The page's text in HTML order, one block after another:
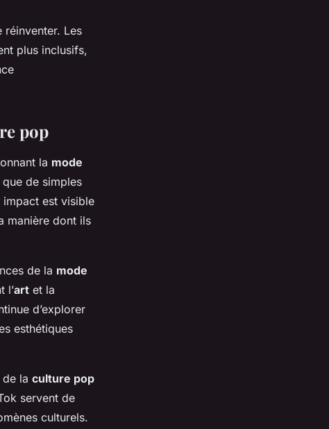
réinventer. Les
plus inclusifs,
pop
la mode
de simples
est visible
manière dont ils
de la mode
l’art et la
d’explorer
esthétiques
de la culture pop
servent de
culturels.